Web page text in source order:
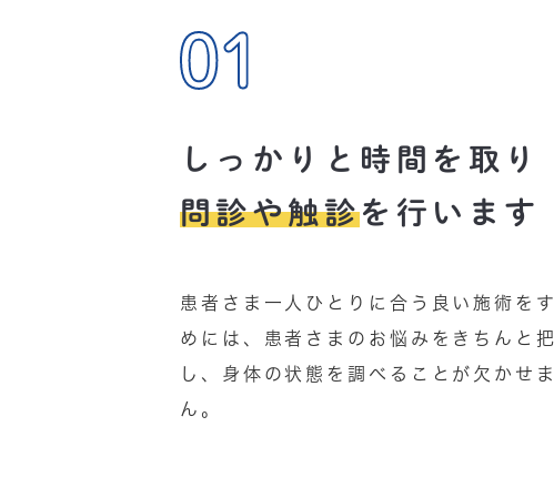
しっかりと時間を取り
問診や触診を行います
患者さま一人ひとりに合う良い施術を
めには、患者さまのお悩みをきちんと
し、身体の状態を調べることが欠かせ
ん。